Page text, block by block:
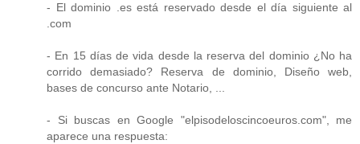
- El dominio .es está reservado desde el día siguiente al
.com
- En 15 días de vida desde la reserva del dominio ¿No ha
corrido demasiado? Reserva de dominio, Diseño web,
bases de concurso ante Notario, ...
- Si buscas en Google "elpisodeloscincoeuros.com", me
aparece una respuesta: